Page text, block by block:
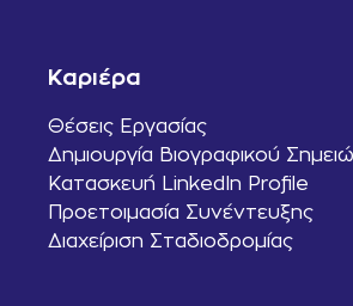
Καριέρα
Θέσεις Εργασίας
Δημιουργία Βιογραφικού
Κατασκευή LinkedIn Profile
Προετοιμασία Συνέντευξης
Διαχείριση Σταδιοδρομίας